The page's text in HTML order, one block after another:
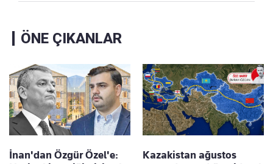
ÖNE ÇIKANLAR
İnan'dan Özgür Özel'e:
Kazakistan ağustos